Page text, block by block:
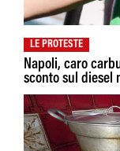
LE PROTESTE
Napoli, caro
sconto sul diesel